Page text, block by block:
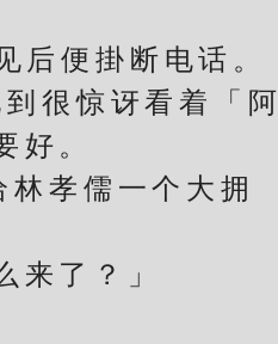
便掛断电话。
很惊讶看着「阿
好。
孝儒一个大拥
了？」